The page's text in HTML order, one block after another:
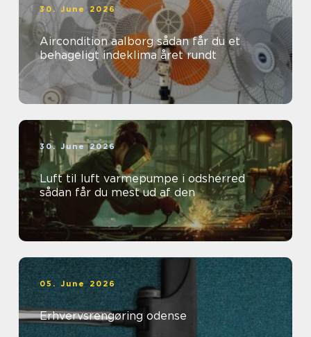
30. June 2026
Aircondition aalborg sådan får du et
behageligt indeklima året rundt
30. June 2026
Luft til luft varmepumpe i odsherred
sådan får du mest ud af den
05. June 2026
Erhvervsrengøring odense